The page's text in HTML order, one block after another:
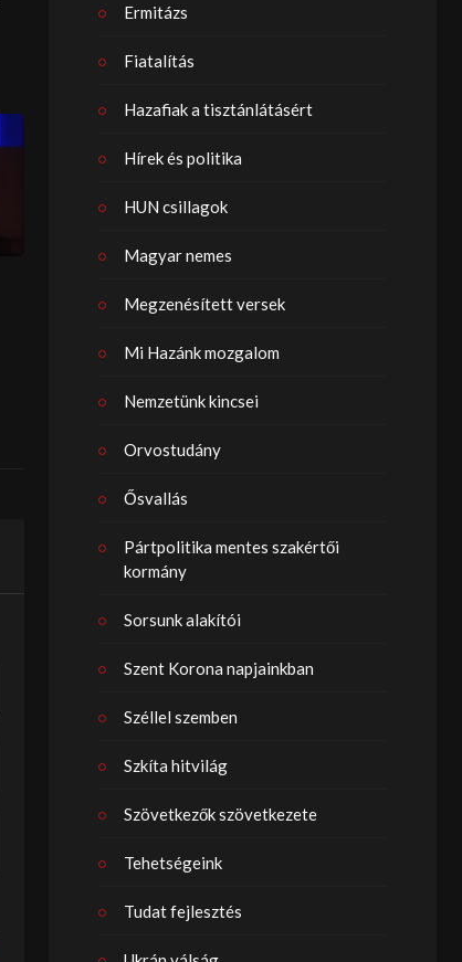
Ermitázs
Fiatalítás
Hazafiak a tisztánlátásért
Hírek és politika
HUN csillagok
Magyar nemes
Megzenésített versek
Mi Hazánk mozgalom
Nemzetünk kincsei
Orvostudány
Ősvallás
Pártpolitika mentes szakértői
kormány
Sorsunk alakítói
Szent Korona napjainkban
Széllel szemben
Szkíta hitvilág
Szövetkezők szövetkezete
Tehetségeink
Tudat fejlesztés